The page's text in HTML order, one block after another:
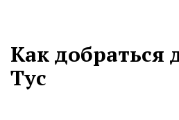
Как добраться
Тус